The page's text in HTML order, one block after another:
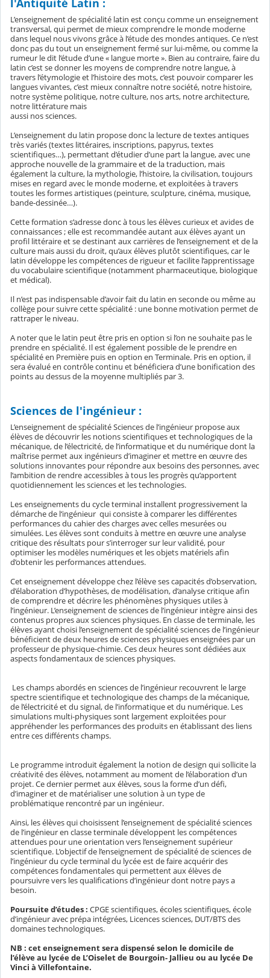
l'Antiquité Latin :
L’enseignement de spécialité latin est conçu comme un enseignement
transversal, qui permet de mieux comprendre le monde moderne
dans lequel nous vivons grâce à l’étude des mondes antiques. Ce n’est
donc pas du tout un enseignement fermé sur lui-même, ou comme la
rumeur le dit l’étude d’une « langue morte ». Bien au contraire, faire du
latin c’est se donner les moyens de comprendre notre langue, à
travers l’étymologie et l’histoire des mots, c’est pouvoir comparer les
langues vivantes, c’est mieux connaître notre société, notre histoire,
notre système politique, notre culture, nos arts, notre architecture,
notre littérature mais
aussi nos sciences.
L’enseignement du latin propose donc la lecture de textes antiques
très variés (textes littéraires, inscriptions, papyrus, textes
scientifiques…), permettant d’étudier d’une part la langue, avec une
approche nouvelle de la grammaire et de la traduction, mais
également la culture, la mythologie, l’histoire, la civilisation, toujours
mises en regard avec le monde moderne, et exploitées à travers
toutes les formes artistiques (peinture, sculpture, cinéma, musique,
bande-dessinée…).
Cette formation s’adresse donc à tous les élèves curieux et avides de
connaissances ; elle est recommandée autant aux élèves ayant un
profil littéraire et se destinant aux carrières de l’enseignement et de la
culture mais aussi du droit, qu’aux élèves plutôt scientifiques, car le
latin développe les compétences de rigueur et facilite l’apprentissage
du vocabulaire scientifique (notamment pharmaceutique, biologique
et médical).
Il n’est pas indispensable d’avoir fait du latin en seconde ou même au
collège pour suivre cette spécialité : une bonne motivation permet de
rattraper le niveau.
A noter que le latin peut être pris en option si l’on ne souhaite pas le
prendre en spécialité. Il est également possible de le prendre en
spécialité en Première puis en option en Terminale. Pris en option, il
sera évalué en contrôle continu et bénéficiera d’une bonification des
points au dessus de la moyenne multipliés par 3.
Sciences de l'ingénieur :
L’enseignement de spécialité Sciences de l’ingénieur propose aux
élèves de découvrir les notions scientifiques et technologiques de la
mécanique, de l’électricité, de l’informatique et du numérique dont la
maîtrise permet aux ingénieurs d’imaginer et mettre en œuvre des
solutions innovantes pour répondre aux besoins des personnes, avec
l’ambition de rendre accessibles à tous les progrès qu’apportent
quotidiennement les sciences et les technologies.
Les enseignements du cycle terminal installent progressivement la
démarche de l‘ingénieur qui consiste à comparer les différentes
performances du cahier des charges avec celles mesurées ou
simulées. Les élèves sont conduits à mettre en œuvre une analyse
critique des résultats pour s’interroger sur leur validité, pour
optimiser les modèles numériques et les objets matériels afin
d’obtenir les performances attendues.
Cet enseignement développe chez l’élève ses capacités d’observation,
d’élaboration d’hypothèses, de modélisation, d’analyse critique afin
de comprendre et décrire les phénomènes physiques utiles à
l’ingénieur. L’enseignement de sciences de l’ingénieur intègre ainsi des
contenus propres aux sciences physiques. En classe de terminale, les
élèves ayant choisi l’enseignement de spécialité sciences de l’ingénieur
bénéficient de deux heures de sciences physiques enseignées par un
professeur de physique-chimie. Ces deux heures sont dédiées aux
aspects fondamentaux de sciences physiques.
Les champs abordés en sciences de l’ingénieur recouvrent le large
spectre scientifique et technologique des champs de la mécanique,
de l’électricité et du signal, de l’informatique et du numérique. Les
simulations multi-physiques sont largement exploitées pour
appréhender les performances des produits en établissant des liens
entre ces différents champs.
Le programme introduit également la notion de design qui sollicite la
créativité des élèves, notamment au moment de l’élaboration d’un
projet. Ce dernier permet aux élèves, sous la forme d’un défi,
d’imaginer et de matérialiser une solution à un type de
problématique rencontré par un ingénieur.
Ainsi, les élèves qui choisissent l’enseignement de spécialité sciences
de l’ingénieur en classe terminale développent les compétences
attendues pour une orientation vers l’enseignement supérieur
scientifique. L’objectif de l’enseignement de spécialité de sciences de
l’ingénieur du cycle terminal du lycée est de faire acquérir des
compétences fondamentales qui permettent aux élèves de
poursuivre vers les qualifications d’ingénieur dont notre pays a
besoin.
Poursuite d’études : CPGE scientifiques, écoles scientifiques, école
d’ingénieur avec prépa intégrées, Licences sciences, DUT/BTS des
domaines technologiques.
NB : cet enseignement sera dispensé selon le domicile de
l’élève au lycée de L’Oiselet de Bourgoin- Jallieu ou au lycée De
Vinci à Villefontaine.